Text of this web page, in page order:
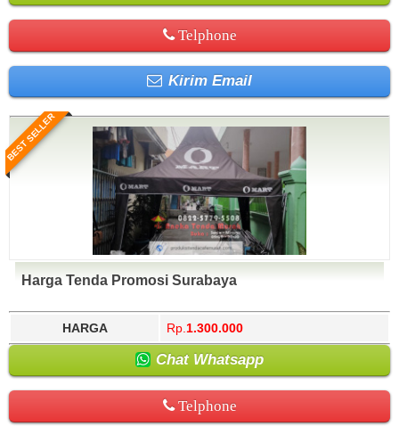
Telphone
Kirim Email
BEST SELLER
Harga Tenda Promosi Surabaya
HARGA Rp. 1.300.000
Chat Whatsapp
Telphone